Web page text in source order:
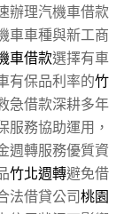
辦理汽機車借款
車車種與新工商
車借款選擇有車
有保品利率的竹
急借款深耕多年
服務協助運用，
週轉服務優質資
竹北週轉避免借
法借貸公司桃園